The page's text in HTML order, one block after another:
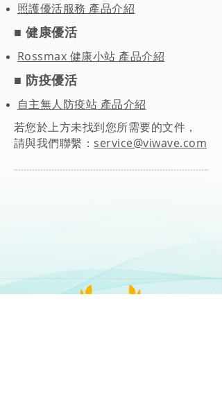
照護優活服務 產品介紹
■ 健康優活
Rossmax 健康小站 產品介紹
■ 防疫優活
自主無人防疫站 產品介紹
若您於上方未找到您所需要的文件，
請與我們聯繫： service@viwave.com